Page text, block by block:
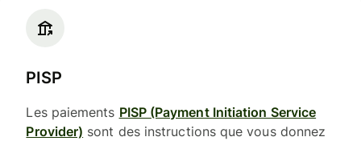
PISP
Les paiements PISP (Payment Initiation Service
Provider) sont des instructions que vous donnez